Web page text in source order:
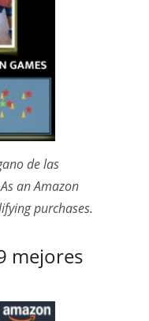
de las
an Amazon
purchases.
mejores